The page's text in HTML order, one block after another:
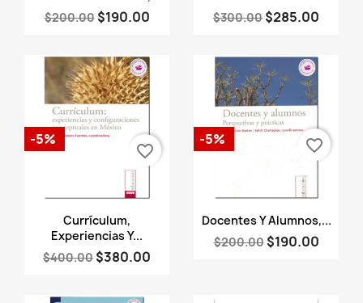
$200.00 $190.00
$300.00 $285.00
Vista rápida
Currículum,
Experiencias Y...
$400.00 $380.00
-5%
favorite_border
Vista rápida
Docentes Y Alumnos,...
$200.00 $190.00
-5% favorite_border